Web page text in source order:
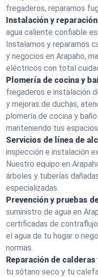
fregaderos, reparamos
Instalación y
agua caliente confiable
Instalamos y reparamos
y negocios en Arapaho,
eléctricos con total
Plomería de cocina y
fregaderos e instalación
y mejoras de duchas,
plomería de cocina y
manteniendo tus
Servicios de línea de
inspección e instalación
Nuestro equipo en
árboles y tuberías
especializadas.
Prevención y pruebas
suministro de agua en
certificadas de
el agua de tu hogar o
normas.
Reparación de
tu sótano seco y tu